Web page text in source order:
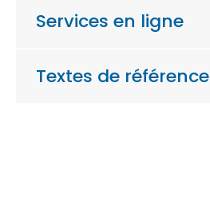
Services en ligne
Textes de référence